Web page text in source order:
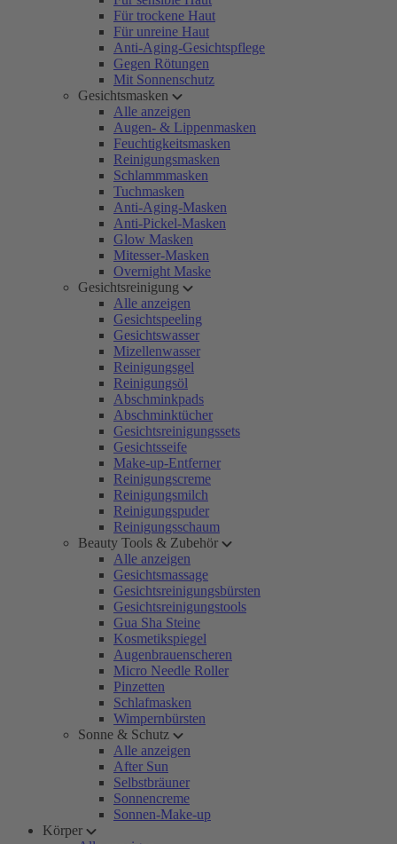
Für trockene Haut
Für unreine Haut
Anti-Aging-Gesichtspflege
Gegen Rötungen
Mit Sonnenschutz
Gesichtsmasken
Alle anzeigen
Augen- & Lippenmasken
Feuchtigkeitsmasken
Reinigungsmasken
Schlammmasken
Tuchmasken
Anti-Aging-Masken
Anti-Pickel-Masken
Glow Masken
Mitesser-Masken
Overnight Maske
Gesichtsreinigung
Alle anzeigen
Gesichtspeeling
Gesichtswasser
Mizellenwasser
Reinigungsgel
Reinigungsöl
Abschminkpads
Abschminktücher
Gesichtsreinigungssets
Gesichtsseife
Make-up-Entferner
Reinigungscreme
Reinigungsmilch
Reinigungspuder
Reinigungsschaum
Beauty Tools & Zubehör
Alle anzeigen
Gesichtsmassage
Gesichtsreinigungsbürsten
Gesichtsreinigungstools
Gua Sha Steine
Kosmetikspiegel
Augenbrauenscheren
Micro Needle Roller
Pinzetten
Schlafmasken
Wimpernbürsten
Sonne & Schutz
Alle anzeigen
After Sun
Selbstbräuner
Sonnencreme
Sonnen-Make-up
Körper